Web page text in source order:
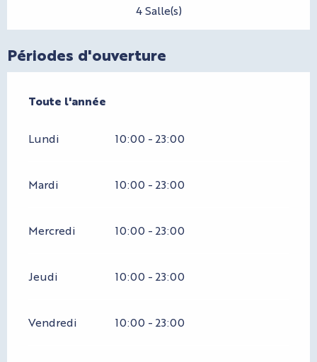
4 Salle(s)
Périodes d'ouverture
Toute l'année
Toute l'année
Lundi 10:00 - 23:00
Mardi 10:00 - 23:00
Mercredi 10:00 - 23:00
Jeudi 10:00 - 23:00
Vendredi 10:00 - 23:00